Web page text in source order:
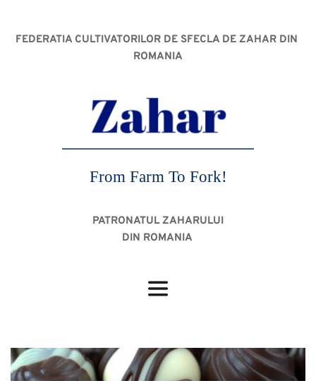
FEDERATIA CULTIVATORILOR DE SFECLA DE ZAHAR DIN
ROMANIA
From Farm To Fork!
PATRONATUL ZAHARULUI
DIN ROMANIA